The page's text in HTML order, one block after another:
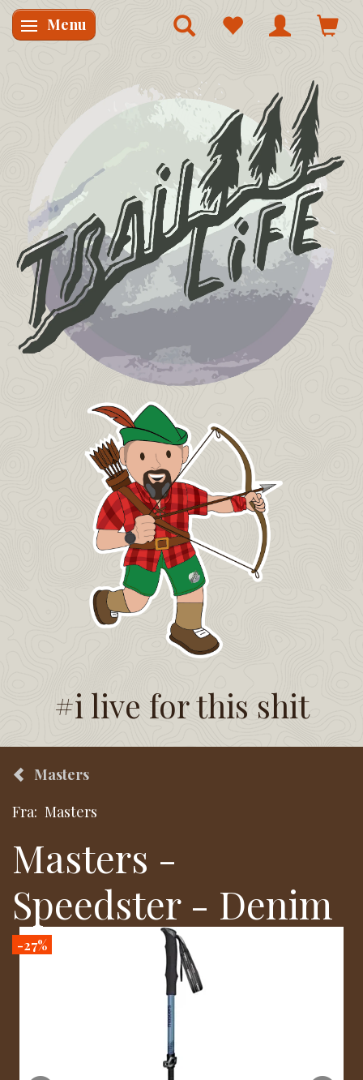
Skifte navigation
Menu
#i live for this shit
Masters
Fra: Masters
Masters -
Speedster - Denim
-27%